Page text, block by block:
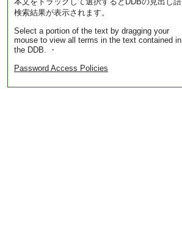
検索結果が表示されます。
Select a portion of the text by dragging your
mouse to view all terms in the text contained in
the DDB. ・
Password Access Policies